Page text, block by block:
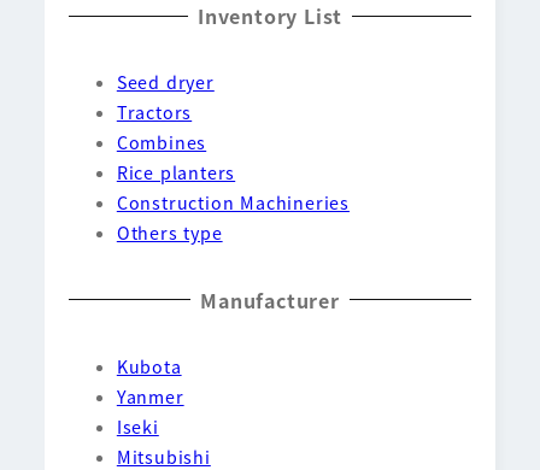
Inventory List
Seed dryer
Tractors
Combines
Rice planters
Construction Machineries
Others type
Manufacturer
Kubota
Yanmer
Iseki
Mitsubishi